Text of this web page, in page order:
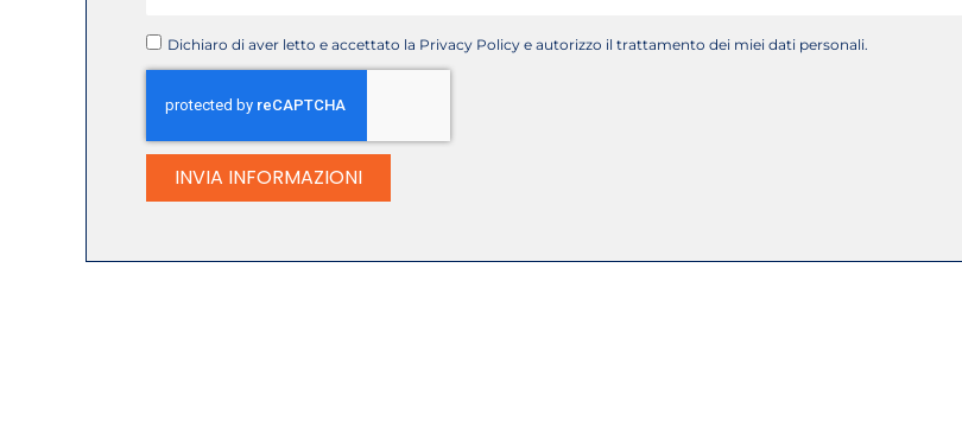
Dichiaro di aver letto e accettato la Privacy Policy e autorizzo il trattamento dei miei dati personali.
INVIA INFORMAZIONI